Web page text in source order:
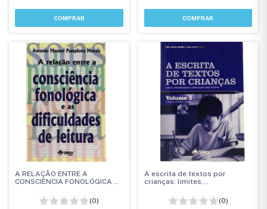
A RELAÇÃO ENTRE A
CONSCIÊNCIA FONOLÓGICA E
(0)
A escrita de textos por
crianças: limites,
educacionais
(0)